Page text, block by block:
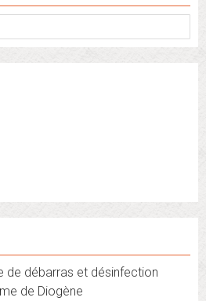
de débarras et désinfection
de Diogène